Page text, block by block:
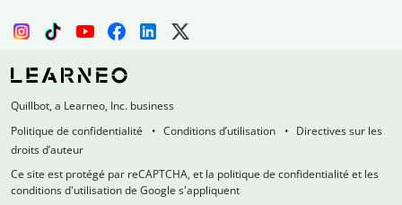
Quillbot, a Learneo, Inc. business
Politique de confidentialité
Conditions d’utilisation
Directives sur les
droits d’auteur
Ce site est protégé par reCAPTCHA, et la politique de confidentialité et les
conditions d'utilisation de Google s'appliquent